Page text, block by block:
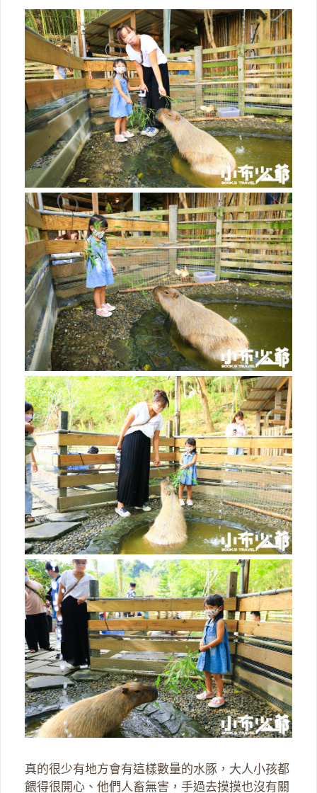
真的很少有地方會有這樣數量的水豚，大人小孩都
餵得很開心、他們人畜無害，手過去摸摸也沒有關